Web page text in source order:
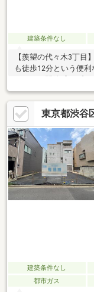
建築条件なし
【羨望の代々木3丁目
も徒歩12分という便
に、こだわりの邸宅を
東京都渋谷
建築条件なし
都市ガス